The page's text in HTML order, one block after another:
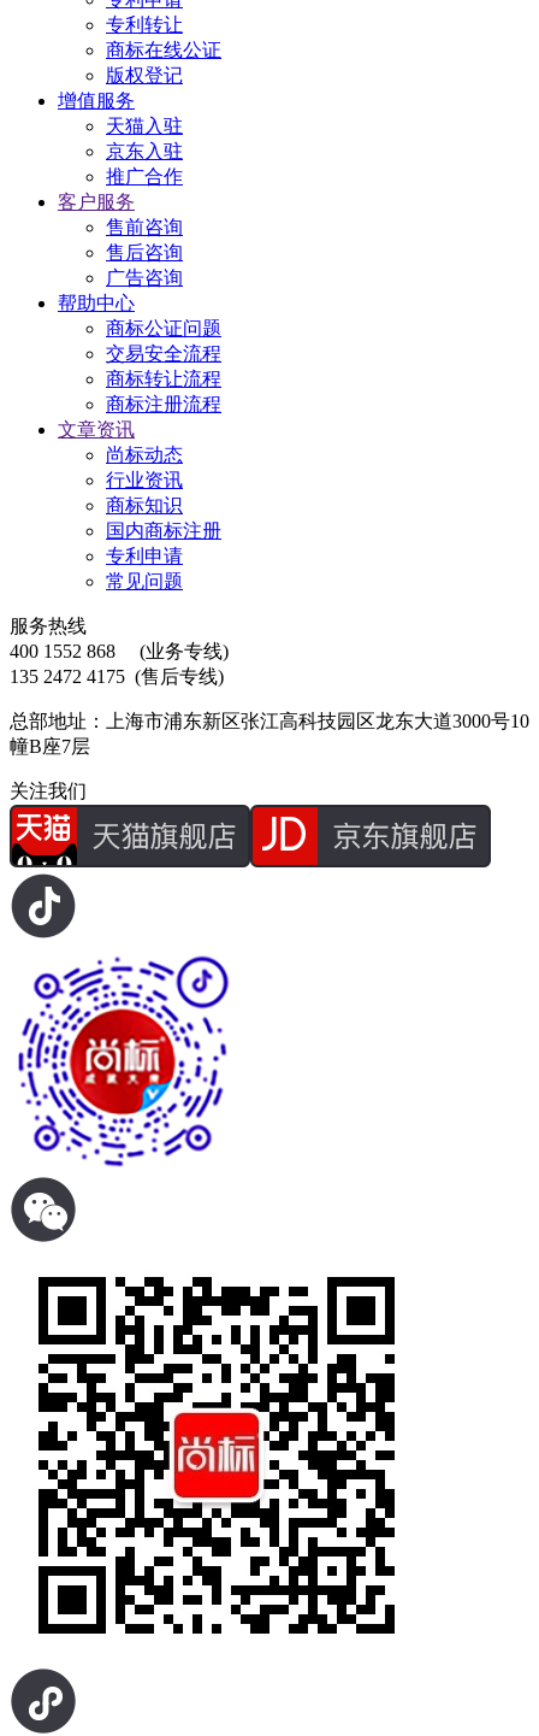
专利转让
商标在线公证
版权登记
增值服务
天猫入驻
京东入驻
推广合作
客户服务
售前咨询
售后咨询
广告咨询
帮助中心
商标公证问题
交易安全流程
商标转让流程
商标注册流程
文章资讯
尚标动态
行业资讯
商标知识
国内商标注册
专利申请
常见问题
服务热线
400 1552 868
(业务专线)
135 2472 4175 (售后专线)
总部地址：上海市浦东新区张江高科技园区龙东大道3000号10
幢B座7层
关注我们